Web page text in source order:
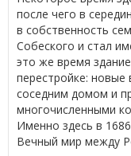
после чего в
в собственность
Собеского и стал
это же время
перестройке:
соседним домом и
многочисленными
Именно здесь в
Вечный мир между